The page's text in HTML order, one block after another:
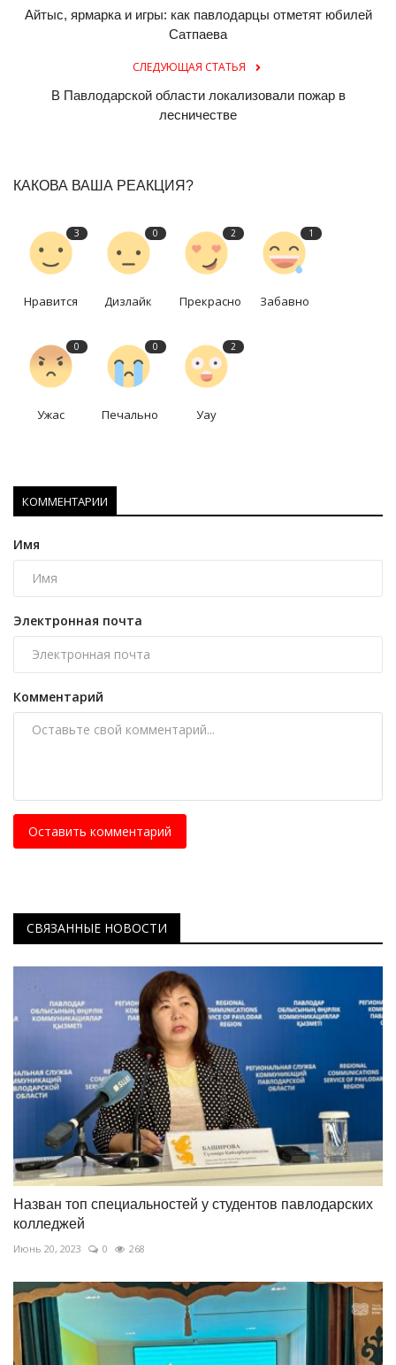
Айтыс, ярмарка и игры: как павлодарцы отметят юбилей
Сатпаева
СЛЕДУЮЩАЯ СТАТЬЯ
В Павлодарской области локализовали пожар в
лесничестве
КАКОВА ВАША РЕАКЦИЯ?
3
Нравится
0
Дизлайк
2
Прекрасно
1
Забавно
0
Ужас
0
Печально
2
Уау
КОММЕНТАРИИ
Имя
Электронная почта
Комментарий
Оставить комментарий
СВЯЗАННЫЕ НОВОСТИ
Назван топ специальностей у студентов павлодарских
колледжей
Июнь 20, 2023 0 268